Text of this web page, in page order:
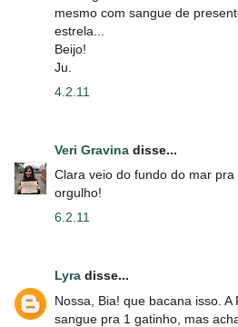
mesmo com sangue de
estrela...
Beijo!
Ju.
4.2.11
Veri Gravina disse...
Clara veio do fundo do mar
orgulho!
6.2.11
Lyra disse...
Nossa, Bia! que bacana isso.
sangue pra 1 gatinho, mas